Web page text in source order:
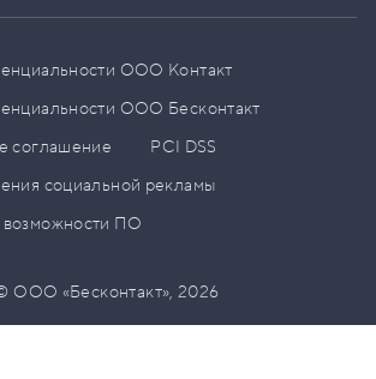
ООО Контакт
ООО Бесконтакт
соглашение
PCI DSS
социальной рекламы
ПО
ООО «Бесконтакт»,2026